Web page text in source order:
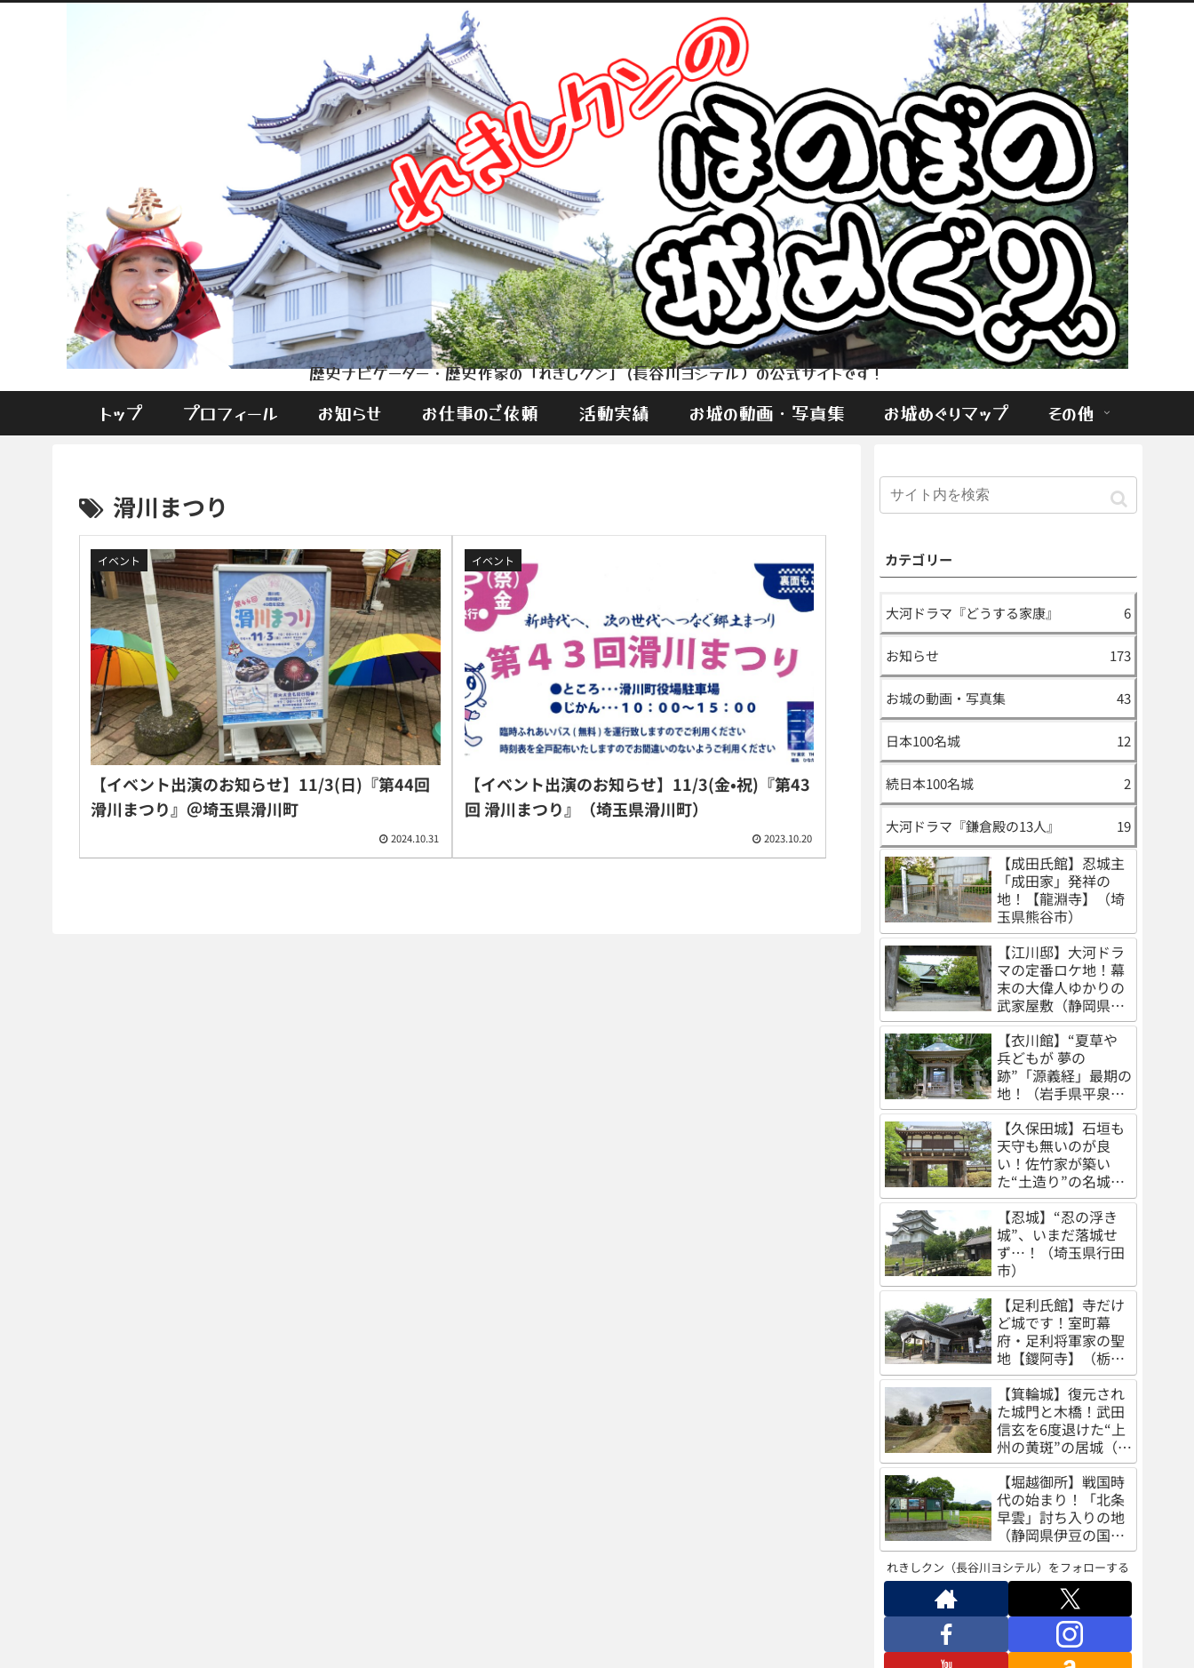
歴史ナビゲーター・歴史作家の「れきしクン」(長谷川ヨシテル）の公式サイトです！
トップ プロフィール お知らせ お仕事のご依頼 活動実績 お城の動画・写真集 お城めぐりマップ その他
滑川まつり
イベント
【イベント出演のお知らせ】11/3(日)『第44回
滑川まつり』＠埼玉県滑川町
2024.10.31
イベント
【イベント出演のお知らせ】11/3(金•祝)『第43
回 滑川まつり』（埼玉県滑川町）
2023.10.20
カテゴリー
大河ドラマ『どうする家康』 6
お知らせ 173
お城の動画・写真集 43
日本100名城 12
続日本100名城 2
大河ドラマ『鎌倉殿の13人』 19
【成田氏館】忍城主
「成田家」発祥の
地！【龍淵寺】（埼
玉県熊谷市）
【江川邸】大河ドラ
マの定番ロケ地！幕
末の大偉人ゆかりの
武家屋敷（静岡県伊
豆の国市）
【衣川館】“夏草や
兵どもが 夢の
跡”「源義経」最期の
地！（岩手県平泉
町）
【久保田城】石垣も
天守も無いのが良
い！佐竹家が築い
た“土造り”の名城
（秋田県秋田市）
【忍城】“忍の浮き
城”、いまだ落城せ
ず…！（埼玉県行田
市）
【足利氏館】寺だけ
ど城です！室町幕
府・足利将軍家の聖
地【鑁阿寺】（栃木
県足利市）
【箕輪城】復元され
た城門と木橋！武田
信玄を6度退けた“上
州の黄斑”の居城（群
馬県高崎市）
【堀越御所】戦国時
代の始まり！「北条
早雲」討ち入りの地
（静岡県伊豆の国
市）
れきしクン（長谷川ヨシテル）をフォローする